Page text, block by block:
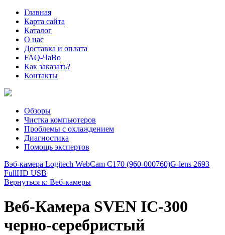
Главная
Карта сайта
Каталог
О нас
Доставка и оплата
FAQ-ЧаВо
Как заказать?
Контакты
Обзоры
Чистка компьютеров
Проблемы с охлаждением
Диагностика
Помощь экспертов
Вэб-камера Logitech WebCam C170 (960-000760)G-lens 2693
FullHD USB
Вернуться к: Веб-камеры
Веб-Камера SVEN IC-300
черно-серебристый